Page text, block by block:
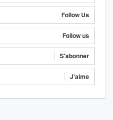
Follow Us
Follow us
S'abonner
J'aime